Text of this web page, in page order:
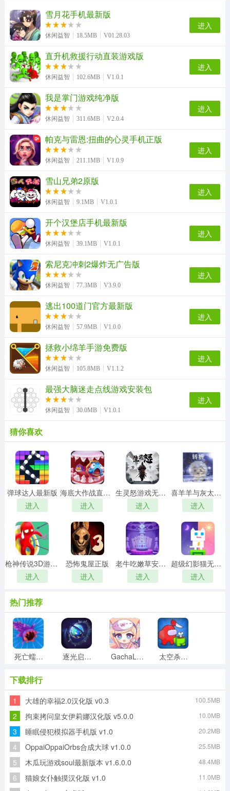
外卖大师游戏安装包 兔兔猜拳手游直装版
砸罐子3手机版 大便超人3原版 涂鸦一笔划官方最新版
皮皮小屋手机正版 艾尔登法环传奇游戏官方版
节奏地牢游戏完整版
雪月花手机最新版
休闲益智 18.5MB V01.28.03
进入
直升机救援行动直装游戏版
休闲益智 102.6MB V1.0.1
进入
我是掌门游戏纯净版
休闲益智 311.6MB V2.0.4
进入
帕克与雷恩:扭曲的心灵手机正版
休闲益智 211.1MB V1.0.9
进入
雪山兄弟2原版
休闲益智 9.1MB V1.0.1
进入
开个汉堡店手机最新版
休闲益智 39.1MB V1.0.1
进入
索尼克冲刺2爆炸无广告版
休闲益智 77.3MB V3.9.0
进入
逃出100道门官方最新版
休闲益智 57.9MB V1.0.0
进入
拯救小绵羊手游免费版
休闲益智 105.8MB V1.1.2
进入
最强大脑迷走点线游戏安装包
休闲益智 30.0MB V1.0.1
进入
猜你喜欢
弹球达人最新版
进入
海底大作战直装游戏版
进入
生灵怒游戏无广告版
进入
喜羊羊与灰太狼之转折安卓直装版
进入
枪神传说3D游戏绿色版
进入
恐怖鬼屋正版
进入
老牛吃嫩草安卓官方版
进入
超级幻影猫无广告版
进入
热门推荐
死亡蠕虫3D游戏官方最新版 逐光启航游戏最新版 GachaLife2手游直装版 太空杀单挑王最新版
班主任模拟器游戏绿色版 僵尸猎人像素生存安卓官方版
消灭蜘蛛模拟器安卓版 七彩祖玛2原版
下载排行
1 大雄的幸福2.0汉化版 v0.3 100.5MB
2 拘束拷问皇女伊莉娜汉化版 v5.0.0 10.0MB
3 睡眠侵犯模拟器手机版 v1.0 20.2MB
4 OppaiOppaiOrbs合成大球 v1.0.0 25.5MB
5 木瓜玩游戏soul最新版本 v1.6.0.0 48.4MB
6 猫娘女仆触摸汉化版 v1.0 11.0MB